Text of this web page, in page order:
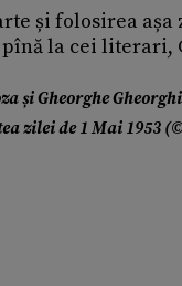
și folosirea
la cei literari,
și Gheorghe
zilei de 1 Mai 1953